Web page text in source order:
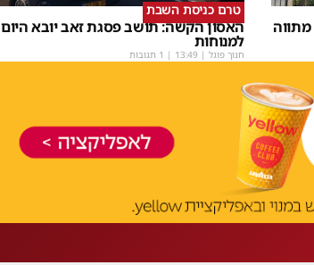
טרם כניסת השבת
האסון הקשה: תושב פסגת זאב יובא היום
למנוחות
חנוך פוגל |
13:49 | 1 תגובות